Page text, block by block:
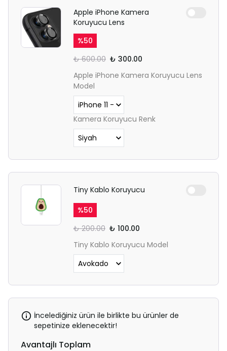
Apple iPhone Kamera
Koruyucu Lens
%50
₺ 600.00 ₺ 300.00
Apple iPhone Kamera Koruyucu Lens
Model
Kamera Koruyucu Renk
Tiny Kablo Koruyucu
%50
₺ 200.00 ₺ 100.00
Tiny Kablo Koruyucu Model
İncelediğiniz ürün ile birlikte bu ürünler de
sepetinize eklenecektir!
Avantajlı Toplam